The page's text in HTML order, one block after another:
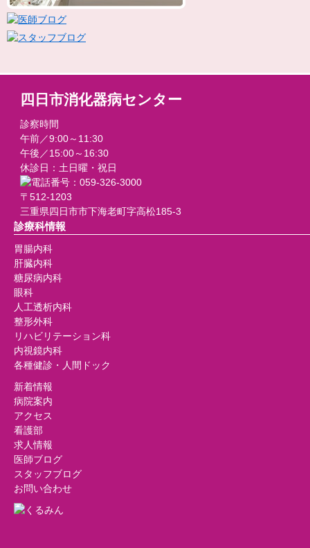
四日市消化器病センター
診察時間
午前／9:00～11:30
午後／15:00～16:30
休診日：土日曜・祝日
〒512-1203
三重県四日市市下海老町字高松185-3
診療科情報
胃腸内科
肝臓内科
糖尿病内科
眼科
人工透析内科
整形外科
リハビリテーション科
内視鏡内科
各種健診・人間ドック
新着情報
病院案内
アクセス
看護部
求人情報
医師ブログ
スタッフブログ
お問い合わせ